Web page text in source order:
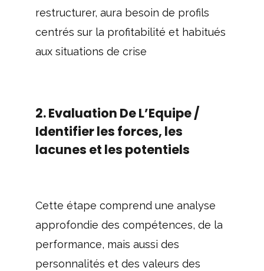
restructurer, aura besoin de profils
centrés sur la profitabilité et habitués
aux situations de crise
2. Evaluation De L’Equipe /
Identifier les forces, les
lacunes et les potentiels
Cette étape comprend une analyse
approfondie des compétences, de la
performance, mais aussi des
personnalités et des valeurs des